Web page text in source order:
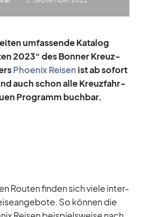
um­fas­sende Ka­ta­log
2023“ des Bon­ner Kreuz­
Phoe­nix Rei­sen ist ab so­fort
auch schon alle Kreuz­fahr­
Pro­gramm buch­bar.
Rou­ten fin­den sich viele in­ter­
So kön­nen die